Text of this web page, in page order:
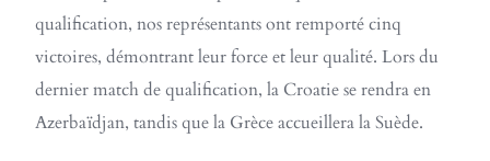
qualification, nos représentants ont remporté cinq
victoires, démontrant leur force et leur qualité. Lors du
dernier match de qualification, la Croatie se rendra en
Azerbaïdjan, tandis que la Grèce accueillera la Suède.